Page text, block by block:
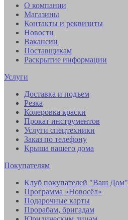
О компании
Магазины
Контакты и реквизиты
Новости
Вакансии
Поставщикам
Раскрытие информации
Услуги
Доставка и подъем
Резка
Колеровка краски
Прокат инструментов
Услуги спецтехники
Заказ по телефону
Крыша вашего дома
Покупателям
Клуб покупателей "Ваш Дом"
Программа «Новосёл»
Подарочные карты
Прорабам, бригадам